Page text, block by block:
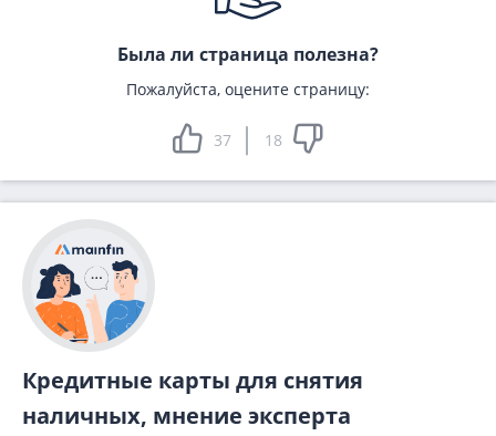
Была ли страница полезна?
Пожалуйста, оцените страницу:
37 18
Кредитные карты для снятия
наличных, мнение эксперта